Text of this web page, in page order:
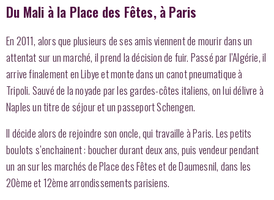
Du Mali à la Place des Fêtes, à Paris
En 2011, alors que plusieurs de ses amis viennent de mourir dans un
attentat sur un marché, il prend la décision de fuir. Passé par l’Algérie, il
arrive finalement en Libye et monte dans un canot pneumatique à
Tripoli. Sauvé de la noyade par les gardes-côtes italiens, on lui délivre à
Naples un titre de séjour et un passeport Schengen.
Il décide alors de rejoindre son oncle, qui travaille à Paris. Les petits
boulots s’enchainent : boucher durant deux ans, puis vendeur pendant
un an sur les marchés de Place des Fêtes et de Daumesnil, dans les
20ème et 12ème arrondissements parisiens.